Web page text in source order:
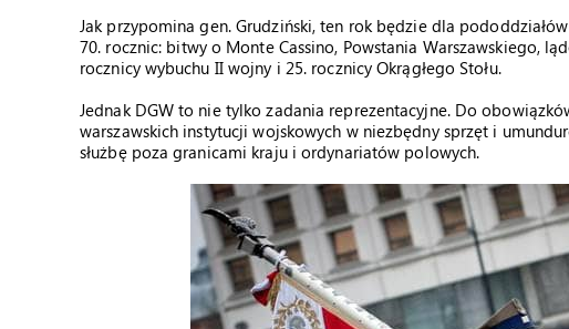
Jak przypomina gen. Grudziński, ten rok będzie dla
70. rocznic: bitwy o Monte Cassino, Powstania Warszawskiego,
rocznicy wybuchu II wojny i 25. rocznicy Okrągłego Stołu.
Jednak DGW to nie tylko zadania reprezentacyjne. Do
warszawskich instytucji wojskowych w niezbędny sprzęt i
służbę poza granicami kraju i ordynariatów polowych.